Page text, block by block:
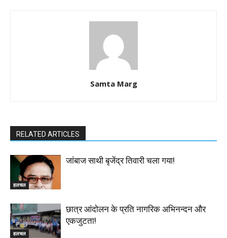
Samta Marg
RELATED ARTICLES
हलचल
जांबाज साथी बृजेंद्र तिवारी चला गया!
हलचल
छात्र आंदोलन के प्रति नागरिक अभिनन्दन और
एकजुटता!